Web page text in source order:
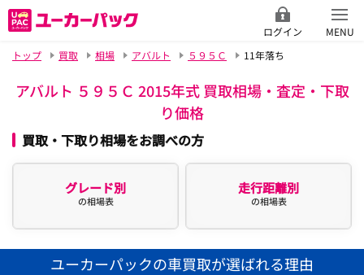
ログイン
MENU
トップ
買取 相場 アバルト ５９５Ｃ 11年落ち
アバルト ５９５Ｃ 2015年式 買取相場・査定・下取
り価格
買取・下取り相場をお調べの方
グレード別
の相場表
走行距離別
の相場表
ユーカーパックの車買取が選ばれる理由